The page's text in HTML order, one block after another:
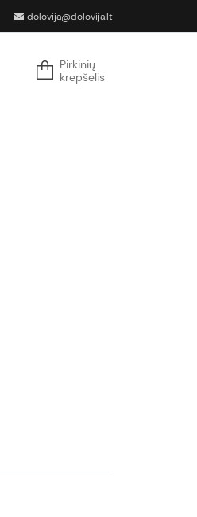
dolovija@dolovija.lt
Pirkinių
krepšelis